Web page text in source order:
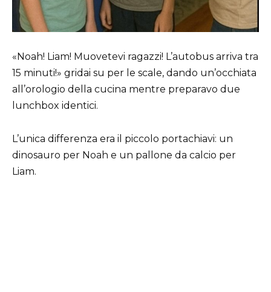
«Noah! Liam! Muovetevi ragazzi! L’autobus arriva tra
15 minuti!» gridai su per le scale, dando un’occhiata
all’orologio della cucina mentre preparavo due
lunchbox identici.
L’unica differenza era il piccolo portachiavi: un
dinosauro per Noah e un pallone da calcio per
Liam.